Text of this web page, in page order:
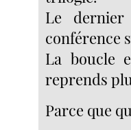
Le
conférence
La boucle
reprends
Parce que